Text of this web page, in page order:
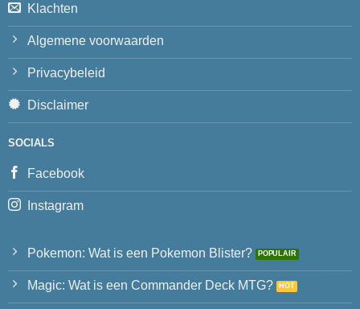
Klachten
Algemene voorwaarden
Privacybeleid
Disclaimer
SOCIALS
Facebook
Instagram
Pokemon: Wat is een Pokemon Blister?
Magic: Wat is een Commander Deck MTG?